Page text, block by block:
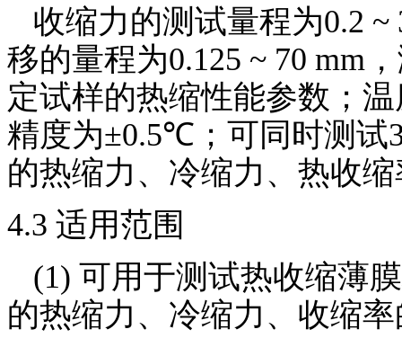
收缩力的测试量程为0.2 ~
移的量程为0.125 ~ 70 mm
定试样的热缩性能参数；
精度为±0.5℃ ；可同时测试
的热缩力、冷缩力、热收
4.3 适用范围
(1)可用于测试热收缩薄
的热缩力、冷缩力、收缩